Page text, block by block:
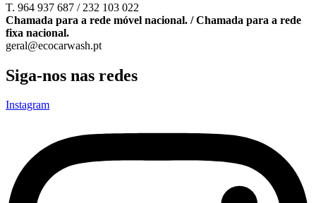
T. 964 937 687 / 232 103 022
Chamada para a rede móvel nacional. / Chamada para a rede
fixa nacional.
geral@ecocarwash.pt
Siga-nos nas redes
Instagram